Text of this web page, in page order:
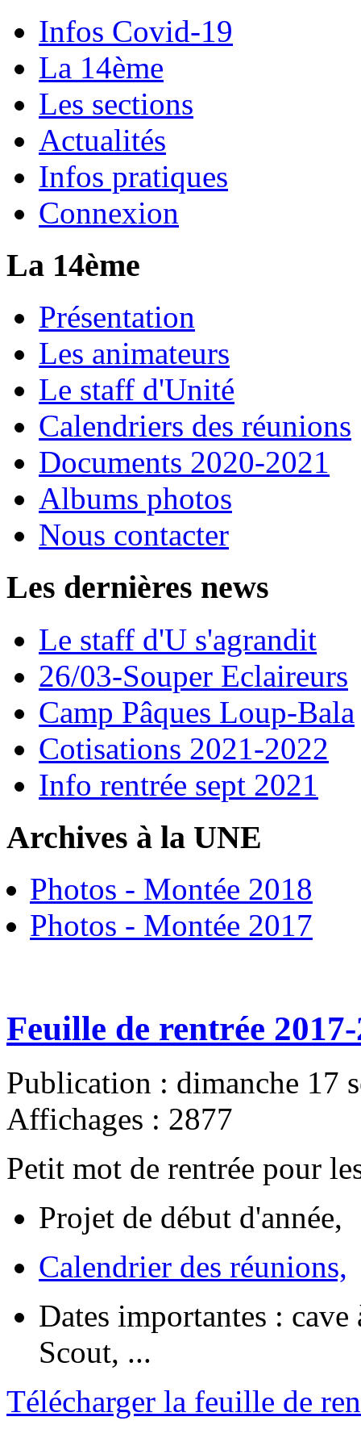
Infos Covid-19
La 14ème
Les sections
Actualités
Infos pratiques
Connexion
La 14ème
Présentation
Les animateurs
Le staff d'Unité
Calendriers des réunions
Documents 2020-2021
Albums photos
Nous contacter
Les dernières news
Le staff d'U s'agrandit
26/03-Souper Eclaireurs
Camp Pâques Loup-Bala
Cotisations 2021-2022
Info rentrée sept 2021
Archives à la UNE
Photos - Montée 2018
Photos - Montée 2017
Feuille de rentrée
Publication : dimanche 17
Affichages : 2877
Petit mot de rentrée pour
Projet de début d'année,
Calendrier des réunions,
Dates importantes :
Scout, ...
Télécharger la feuille de